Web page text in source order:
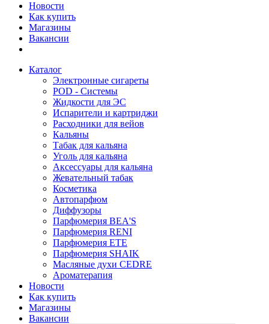
Новости
Как купить
Магазины
Вакансии
Каталог
Электронные сигареты
POD - Системы
Жидкости для ЭС
Испарители и картриджи
Расходники для вейов
Кальяны
Табак для кальяна
Уголь для кальяна
Аксессуары для кальяна
Жевательный табак
Косметика
Автопарфюм
Диффузоры
Парфюмерия BEA'S
Парфюмерия RENI
Парфюмерия ETE
Парфюмерия SHAIK
Масляные духи CEDRE
Ароматерапия
Новости
Как купить
Магазины
Вакансии